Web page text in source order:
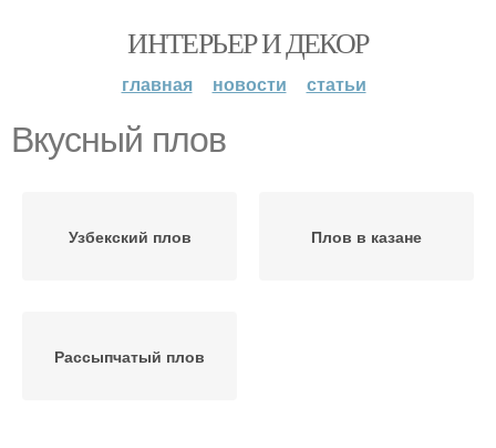
ИНТЕРЬЕР И ДЕКОР
главная новости статьи
Вкусный плов
Узбекский плов Плов в казане
Рассыпчатый плов